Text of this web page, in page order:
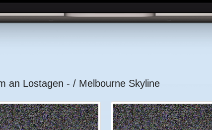
an Lostagen - / Melbourne Skyline